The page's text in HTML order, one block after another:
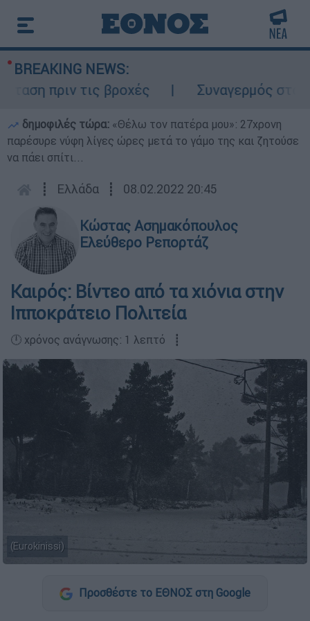
BREAKING NEWS:
πριν τις βροχές
Συναγερμός στον
δημοφιλές τώρα: «Θέλω τον πατέρα μου»: 27χρονη
παρέσυρε νύφη λίγες ώρες μετά το γάμο της και ζητούσε
να πάει σπίτι...
┋ Ελλάδα ┋ 08.02.2022 20:45
Κώστας Ασημακόπουλος
Ελεύθερο Ρεπορτάζ
Καιρός: Βίντεο από τα χιόνια στην
Ιπποκράτειο Πολιτεία
🕛 χρόνος ανάγνωσης: 1 λεπτό ┋
(Eurokinissi)
Προσθέστε το ΕΘΝΟΣ στη Google